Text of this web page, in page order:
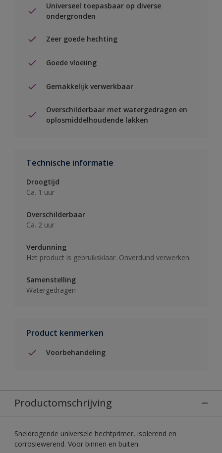
Universeel toepasbaar op diverse
ondergronden
Zeer goede hechting
Goede vloeiing
Gemakkelijk verwerkbaar
Overschilderbaar met watergedragen en
oplosmiddelhoudende lakken
Technische informatie
Droogtijd
Ca. 1 uur
Overschilderbaar
Ca. 2 uur
Verdunning
Het product is gebruiksklaar. Onverdund verwerken.
Samenstelling
Watergedragen
Product kenmerken
Voorbehandeling
Productomschrijving
Sneldrogende universele hechtprimer, isolerend en
corrosiewerend. Voor binnen en buiten.